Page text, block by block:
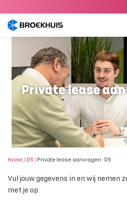
naar
Private lease
Home DS Private lease aanvragen - DS
Vul jouw gegevens in en wij nemen
met je op.